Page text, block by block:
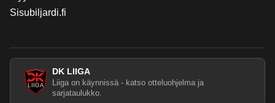
Sisubiljardi.fi
DK LIIGA
Liiga on käynnissä - katso otteluohjelma ja
sarjataulukko.